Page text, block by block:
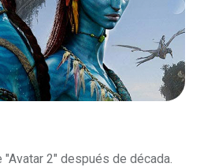
2" después de década.